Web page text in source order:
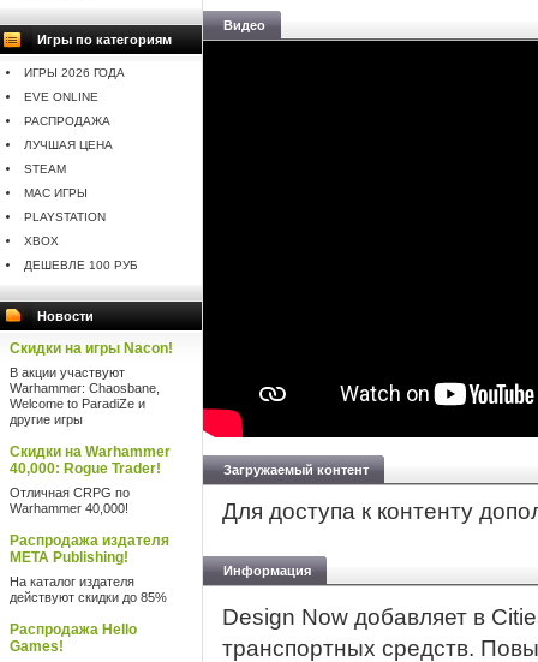
Игры по категориям
ИГРЫ 2026 ГОДА
EVE ONLINE
РАСПРОДАЖА
ЛУЧШАЯ ЦЕНА
STEAM
MAC ИГРЫ
PLAYSTATION
XBOX
ДЕШЕВЛЕ 100 РУБ
Новости
Скидки на игры Nacon!
В акции участвуют
Warhammer: Chaosbane,
Welcome to ParadiZe и
другие игры
Скидки на Warhammer
40,000: Rogue Trader!
Отличная CRPG по
Warhammer 40,000!
Распродажа издателя
META Publishing!
На каталог издателя
действуют скидки до 85%
Распродажа Hello
Games!
Видео
Загружаемый контент
Для доступа к контенту
Информация
Design Now добавляет в
транспортных средств.